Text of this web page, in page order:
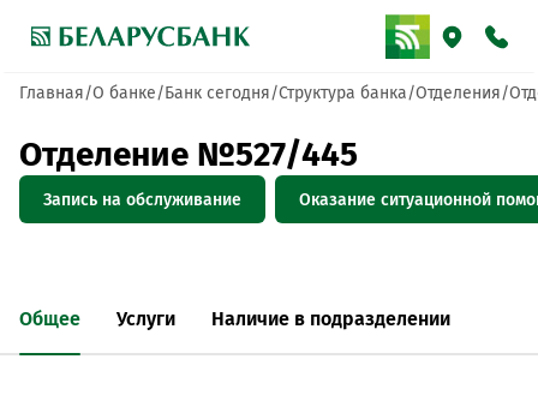
Главная О банке Банк сегодня Структура банка Отделения
Отделение №527/445
Запись на обслуживание Оказание ситуационной
Общее Услуги Наличие в подразделении